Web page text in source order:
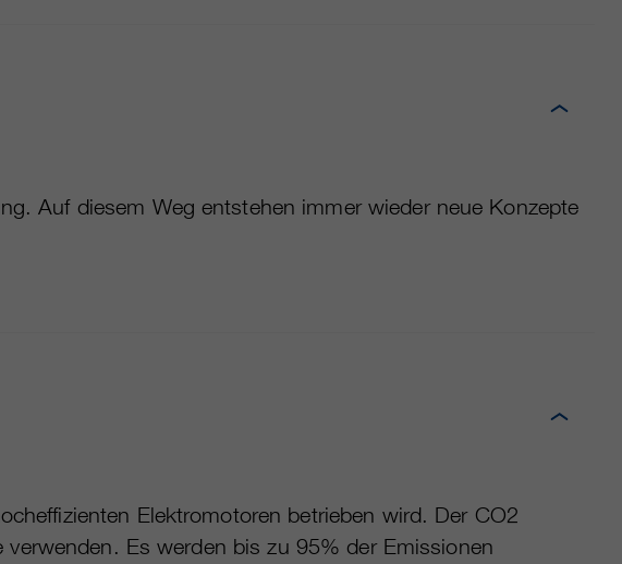
Auf diesem Weg entstehen immer wieder neue Konzepte
Elektromotoren betrieben wird. Der CO2
Es werden bis zu 95% der Emissionen